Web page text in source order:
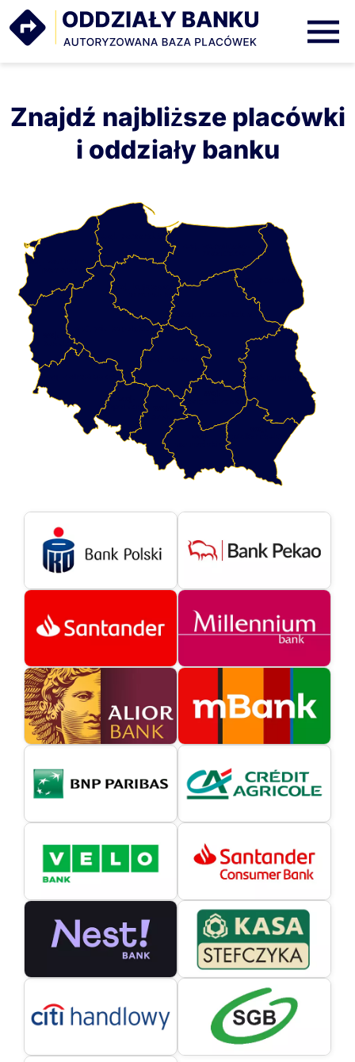
Znajdź najbliższe placówki
i oddziały banku